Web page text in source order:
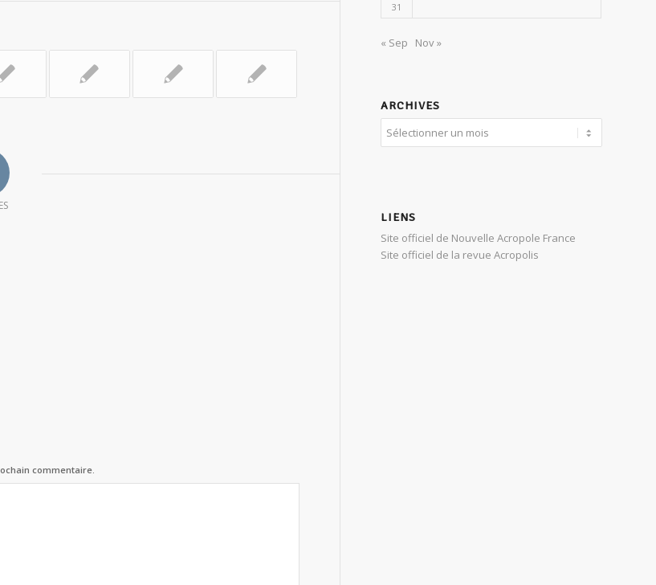
commentaire.
31
« Sep Nov »
ARCHIVES
LIENS
Site officiel de Nouvelle Acropole France
Site officiel de la revue Acropolis